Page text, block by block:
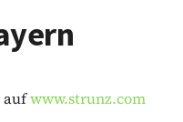
aufwww.strunz.com